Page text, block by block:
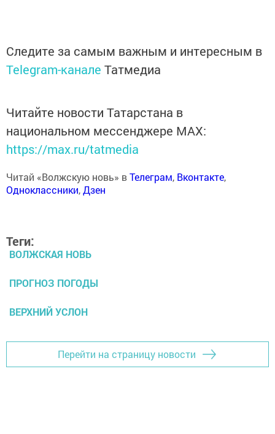
Следите за самым важным и интересным в
Telegram-канале Татмедиа
Читайте новости Татарстана в
национальном мессенджере MАХ:
https://max.ru/tatmedia
Читай «Волжскую новь» вТелеграм, Вконтакте,
Одноклассники,Дзен
Теги:
ВОЛЖСКАЯ НОВЬ
ПРОГНОЗ ПОГОДЫ
ВЕРХНИЙ УСЛОН
Перейти на страницу новости